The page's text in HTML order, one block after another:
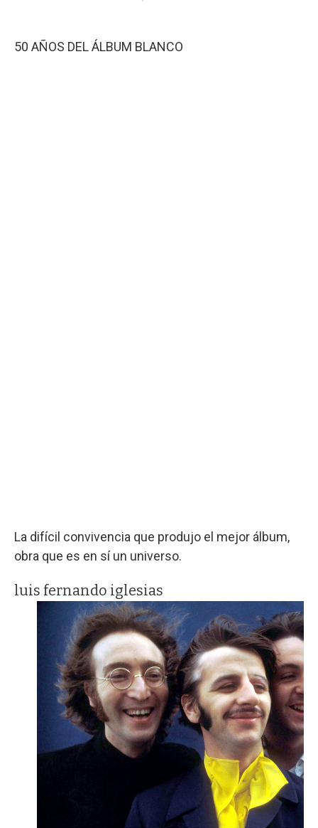
50 AÑOS DEL ÁLBUM BLANCO
La difícil convivencia que produjo el mejor álbum,
obra que es en sí un universo.
luis fernando iglesias